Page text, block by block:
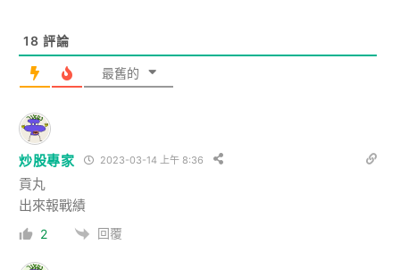
18 評論
最舊的
炒股專家 2023-03-14 上午 8:36
貢丸
出來報戰績
2 回覆